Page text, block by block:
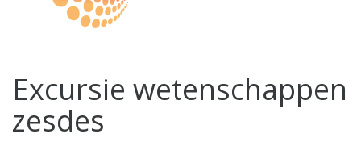
Excursie wetenschappen
zesdes